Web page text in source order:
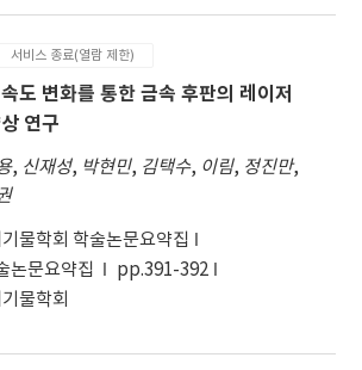
서비스 종료(열람 제한)
도 변화를 통한 금속 후판의 레이저
연구
, 신재성, 박현민, 김택수, 이림, 정진만,
물학회 학술논문요약집
논문요약집
pp.391-392
물학회